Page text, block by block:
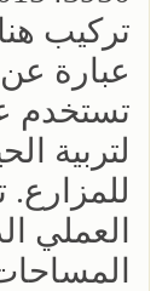
تركيب
عبارة
تستخدم
لتربية
للمزارع.
العملي